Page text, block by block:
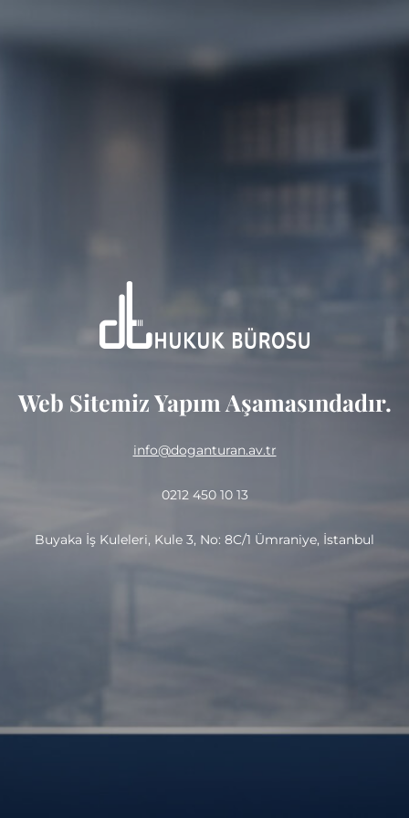
Web Sitemiz Yapım Aşamasındadır.
info@doganturan.av.tr
0212 450 10 13
Buyaka İş Kuleleri, Kule 3, No: 8C/1 Ümraniye, İstanbul